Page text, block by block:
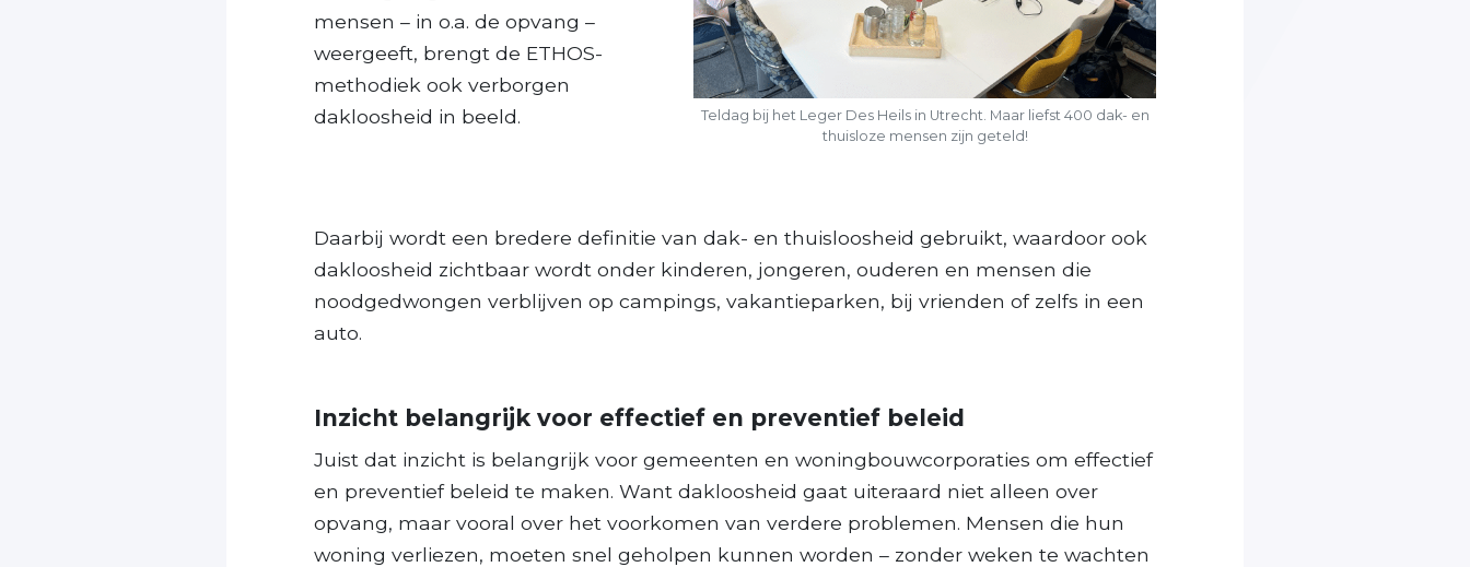
Teldag bij het Leger Des Heils in Utrecht. Maar liefst 400 dak- en
thuisloze mensen zijn geteld!
mensen – in o.a. de opvang –
weergeeft, brengt de ETHOS-
methodiek ook verborgen
dakloosheid in beeld.
Daarbij wordt een bredere definitie van dak- en thuisloosheid gebruikt, waardoor ook
dakloosheid zichtbaar wordt onder kinderen, jongeren, ouderen en mensen die
noodgedwongen verblijven op campings, vakantieparken, bij vrienden of zelfs in een
auto.
Inzicht belangrijk voor effectief en preventief beleid
Juist dat inzicht is belangrijk voor gemeenten en woningbouwcorporaties om effectief
en preventief beleid te maken. Want dakloosheid gaat uiteraard niet alleen over
opvang, maar vooral over het voorkomen van verdere problemen. Mensen die hun
woning verliezen, moeten snel geholpen kunnen worden – zonder weken te wachten